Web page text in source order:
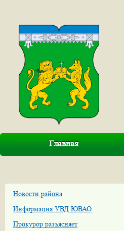
Главная
Новости района
Информация УВД ЮВАО
Прокурор разъясняет